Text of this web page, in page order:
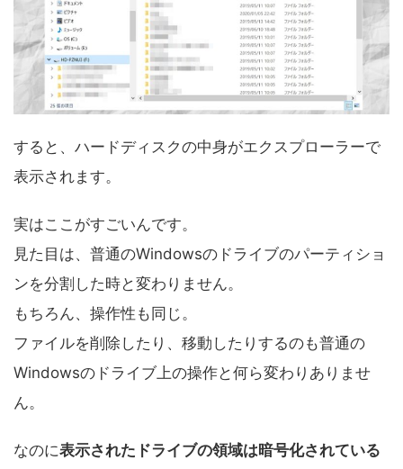
すると、ハードディスクの中身がエクスプローラーで
表示されます。
実はここがすごいんです。
見た目は、普通のWindowsのドライブのパーティショ
ンを分割した時と変わりません。
もちろん、操作性も同じ。
ファイルを削除したり、移動したりするのも普通の
Windowsのドライブ上の操作と何ら変わりありませ
ん。
なのに表示されたドライブの領域は暗号化されている